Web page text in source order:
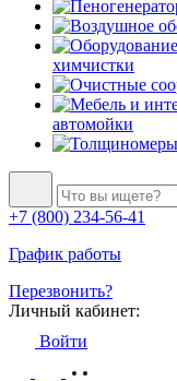
химчистки
автомойки
+7 (800) 234-56-41
График работы
Перезвонить?
Личный кабинет:
Войти